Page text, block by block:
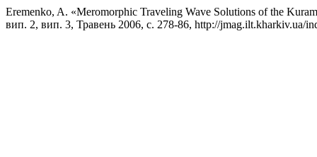
Eremenko, A. «Meromorphic Traveling Wave Solutions of the
вип. 2, вип. 3, Травень 2006, с. 278-86, http://jmag.ilt.kharkiv.ua/